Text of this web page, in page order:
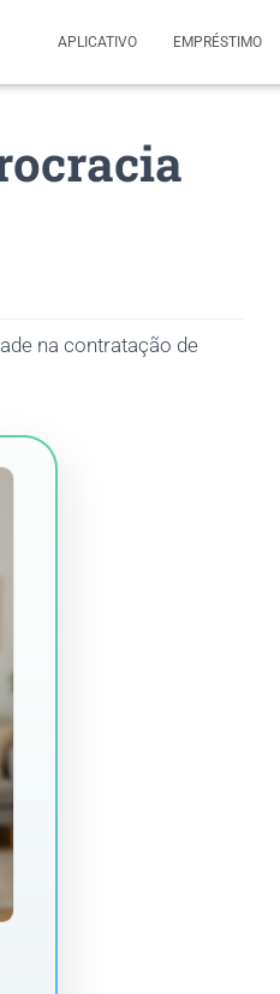
APLICATIVO EMPRÉSTIMO
na contratação de